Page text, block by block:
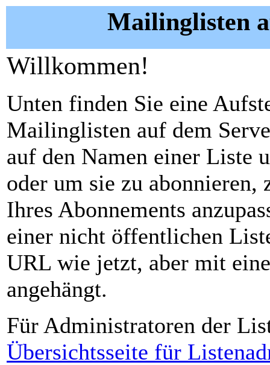
Mailinglisten
Willkommen!
Unten finden Sie eine
Mailinglisten auf dem
auf den Namen einer Liste
oder um sie zu
Ihres Abonnements
einer nicht öffentlichen
URL wie jetzt, aber mit
angehängt.
Für Administratoren der
Übersichtsseite für